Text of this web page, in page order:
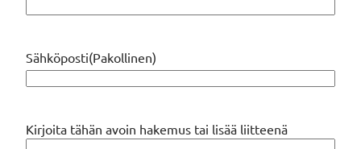
Sähköposti(Pakollinen)
Kirjoita tähän avoin hakemus tai lisää liitteenä